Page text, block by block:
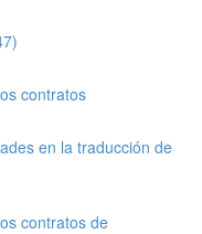
contratos
en la traducción de
contratos de